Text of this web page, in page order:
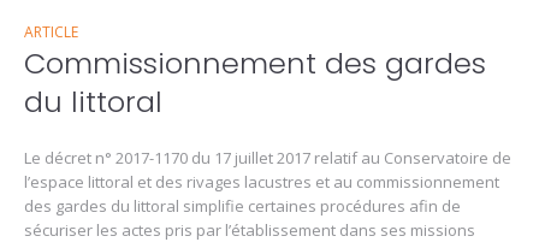
ARTICLE
Commissionnement des gardes
du littoral
Le décret n° 2017-1170 du 17 juillet 2017 relatif au Conservatoire de
l’espace littoral et des rivages lacustres et au commissionnement
des gardes du littoral simplifie certaines procédures afin de
sécuriser les actes pris par l’établissement dans ses missions